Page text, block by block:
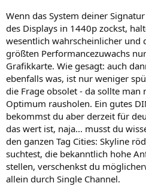
Wenn das System deiner
des Displays in 1440p zockst,
wesentlich wahrscheinlicher und
größten Performancezuwachs
Grafikkarte. Wie gesagt: auch
ebenfalls was, ist nur weniger
die Frage obsolet - da sollte man
Optimum rausholen. Ein gutes
bekommst du aber derzeit für
das wert ist, naja... musst du
den ganzen Tag Cities: Skyline
suchtest, die bekanntlich hohe
stellen, verschenkst du
allein durch Single Channel.